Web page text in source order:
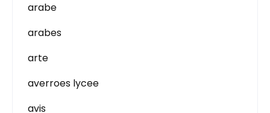
arabe
arabes
arte
averroes lycee
avis